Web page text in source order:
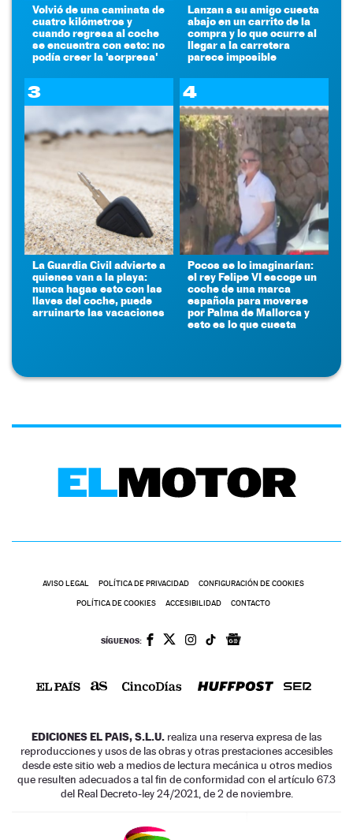
Volvió de una caminata de
cuatro kilómetros y
cuando regresa al coche
se encuentra con esto: no
podía creer la 'sorpresa'
Lanzan a su amigo cuesta
abajo en un carrito de la
compra y lo que ocurre al
llegar a la carretera
parece imposible
3
La Guardia Civil advierte a
quienes van a la playa:
nunca hagas esto con las
llaves del coche, puede
arruinarte las vacaciones
4
Pocos se lo imaginarían:
el rey Felipe VI escoge un
coche de una marca
española para moverse
por Palma de Mallorca y
esto es lo que cuesta
AVISO LEGAL POLÍTICA DE PRIVACIDAD CONFIGURACIÓN DE COOKIES
POLÍTICA DE COOKIES ACCESIBILIDAD CONTACTO
SÍGUENOS:
EDICIONES EL PAIS, S.L.U. realiza una reserva expresa de las
reproducciones y usos de las obras y otras prestaciones accesibles
desde este sitio web a medios de lectura mecánica u otros medios
que resulten adecuados a tal fin de conformidad con el artículo 67.3
del Real Decreto-ley 24/2021, de 2 de noviembre.